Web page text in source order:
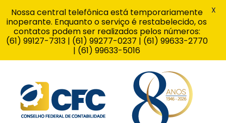
Nossa central telefônica está temporariamente
inoperante. Enquanto o serviço é restabelecido, os
contatos podem ser realizados pelos números:
(61) 99127-7313 | (61) 99277-0237 | (61) 99633-2770
| (61) 99633-5016
X